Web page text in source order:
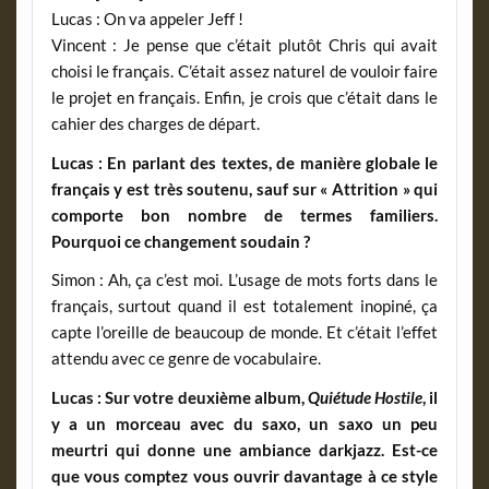
Lucas : On va appeler Jeff !
Vincent : Je pense que c’était plutôt Chris qui avait
choisi le français. C’était assez naturel de vouloir faire
le projet en français. Enfin, je crois que c’était dans le
cahier des charges de départ.
Lucas : En parlant des textes, de manière globale le
français y est très soutenu, sauf sur « Attrition » qui
comporte bon nombre de termes familiers.
Pourquoi ce changement soudain ?
Simon : Ah, ça c’est moi. L’usage de mots forts dans le
français, surtout quand il est totalement inopiné, ça
capte l’oreille de beaucoup de monde. Et c’était l’effet
attendu avec ce genre de vocabulaire.
Lucas : Sur votre deuxième album, Quiétude Hostile , il
y a un morceau avec du saxo, un saxo un peu
meurtri qui donne une ambiance darkjazz. Est-ce
que vous comptez vous ouvrir davantage à ce style